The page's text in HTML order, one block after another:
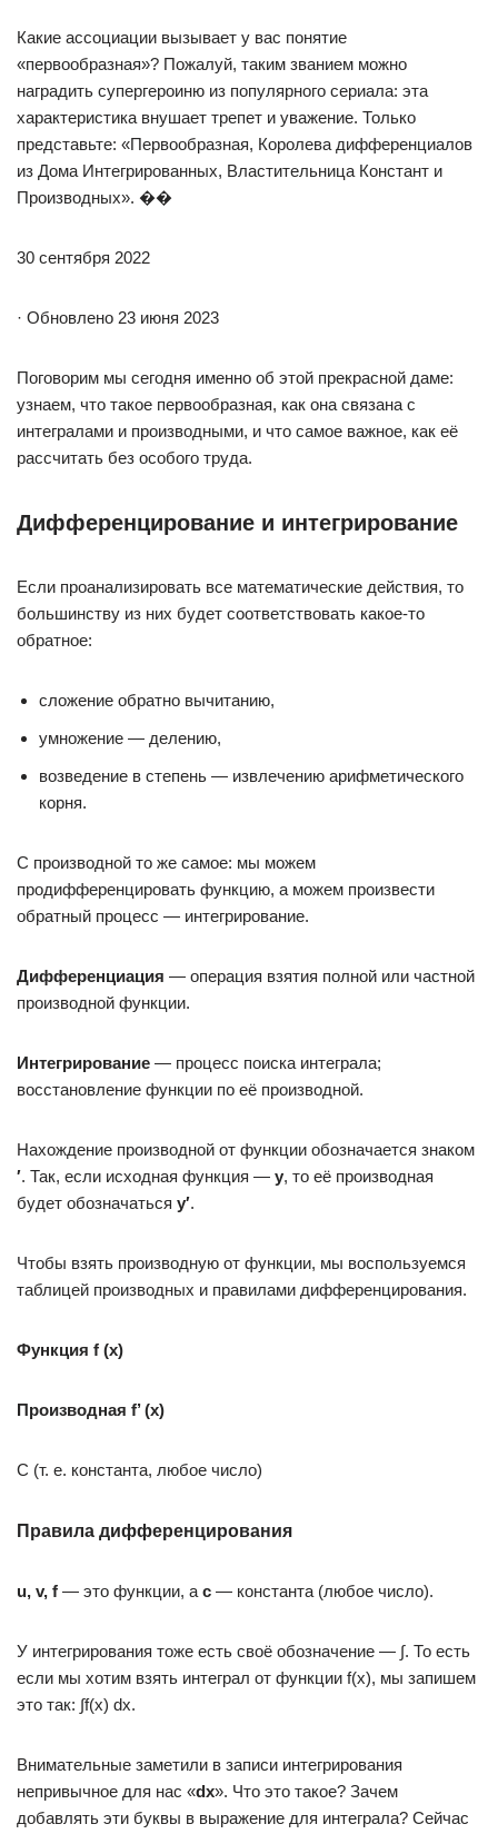
Какие ассоциации вызывает у вас понятие
«первообразная»? Пожалуй, таким званием можно
наградить супергероиню из популярного сериала: эта
характеристика внушает трепет и уважение. Только
представьте: «Первообразная, Королева дифференциалов
из Дома Интегрированных, Властительница Констант и
Производных». ��
30 сентября 2022
· Обновлено 23 июня 2023
Поговорим мы сегодня именно об этой прекрасной даме:
узнаем, что такое первообразная, как она связана с
интегралами и производными, и что самое важное, как её
рассчитать без особого труда.
Дифференцирование и интегрирование
Если проанализировать все математические действия, то
большинству из них будет соответствовать какое-то
обратное:
сложение обратно вычитанию,
умножение — делению,
возведение в степень — извлечению арифметического
корня.
С производной то же самое: мы можем
продифференцировать функцию, а можем произвести
обратный процесс — интегрирование.
Дифференциация — операция взятия полной или частной
производной функции.
Интегрирование — процесс поиска интеграла;
восстановление функции по её производной.
Нахождение производной от функции обозначается знаком
′. Так, если исходная функция — y, то её производная
будет обозначаться y′.
Чтобы взять производную от функции, мы воспользуемся
таблицей производных и правилами дифференцирования.
Функция f (x)
Производная f’ (х)
С (т. е. константа, любое число)
Правила дифференцирования
u, v, f — это функции, а c — константа (любое число).
У интегрирования тоже есть своё обозначение — ∫. То есть
если мы хотим взять интеграл от функции f(x), мы запишем
это так: ∫f(x) dx.
Внимательные заметили в записи интегрирования
непривычное для нас «dx». Что это такое? Зачем
добавлять эти буквы в выражение для интеграла? Сейчас